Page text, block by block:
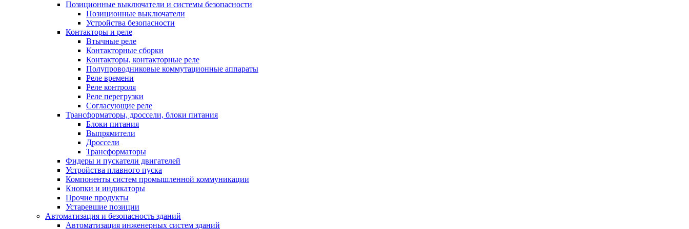
Позиционные выключатели и системы безопасности
Позиционные выключатели
Устройства безопасности
Контакторы и реле
Втычные реле
Контакторные сборки
Контакторы, контакторные реле
Полупроводниковые коммутационные аппараты
Реле времени
Реле контроля
Реле перегрузки
Согласующие реле
Трансформаторы, дроссели, блоки питания
Блоки питания
Выпрямители
Дроссели
Трансформаторы
Фидеры и пускатели двигателей
Устройства плавного пуска
Компоненты систем промышленной коммуникации
Кнопки и индикаторы
Прочие продукты
Устаревшие позиции
Автоматизация и безопасность зданий
Автоматизация инженерных систем зданий